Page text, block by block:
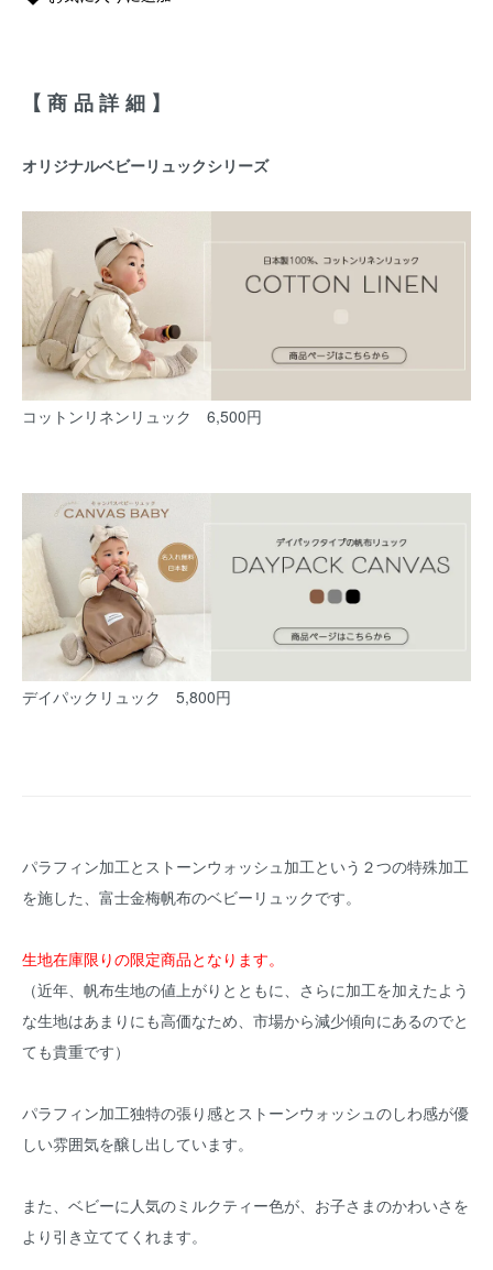
【商品詳細】
オリジナルベビーリュックシリーズ
コットンリネンリュック 6,500円
デイパックリュック 5,800円
パラフィン加工とストーンウォッシュ加工という２つの特殊加工
を施した、富士金梅帆布のベビーリュックです。
生地在庫限りの限定商品となります。
（近年、帆布生地の値上がりとともに、さらに加工を加えたよう
な生地はあまりにも高価なため、市場から減少傾向にあるのでと
ても貴重です）
パラフィン加工独特の張り感とストーンウォッシュのしわ感が優
しい雰囲気を醸し出しています。
また、ベビーに人気のミルクティー色が、お子さまのかわいさを
より引き立ててくれます。